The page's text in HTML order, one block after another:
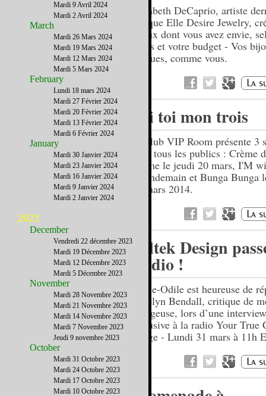
Elisabeth DeCaprio, artiste
marque Elle Desire Jewelry,
bijoux dont vous avez envie,
goûts et votre budget - Vos
uniques, comme vous.
Toi toi mon trois
Le club VIP Room présente 3
pour tous les publics : Crème
Crème le jeudi 20 mars, I'M
le lendemain et Bunga Bunga
22 mars 2014.
Soltek Design
Radio !
Marie-Odile est heureuse de
Carolyn Bendall, critique de
bloggeuse, lors d’une interview
exclusive à la radio Your True
Image - Lundi 31 mars à 11h
Mardi 9 Avril 2024
Mardi 2 Avril 2024
March
Mardi 26 Mars 2024
Mardi 19 Mars 2024
Mardi 12 Mars 2024
Mardi 5 Mars 2024
February
Lundi 18 mars 2024
Mardi 27 Février 2024
Mardi 20 Février 2024
Mardi 13 Février 2024
Mardi 6 Février 2024
January
Mardi 30 Janvier 2024
Mardi 23 Janvier 2024
Mardi 16 Janvier 2024
Mardi 9 Janvier 2024
Mardi 2 Janvier 2024
2023
December
Vendredi 22 décembre 2023
Mardi 19 Décembre 2023
Mardi 12 Décembre 2023
Mardi 5 Décembre 2023
November
Mardi 28 Novembre 2023
Mardi 21 Novembre 2023
Mardi 14 Novembre 2023
Mardi 7 Novembre 2023
Jeudi 9 novembre 2023
October
Mardi 31 Octobre 2023
Mardi 24 Octobre 2023
Mardi 17 Octobre 2023
Mardi 10 Octobre 2023